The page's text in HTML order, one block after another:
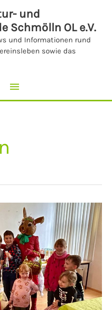
und
Schmölln OL e.V.
und Informationen rund
sowie das
Hauptmenü